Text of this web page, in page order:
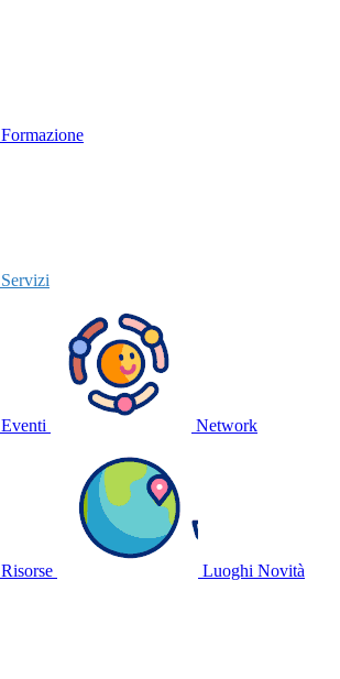
Formazione
Servizi
Eventi Network
Risorse Luoghi Novità